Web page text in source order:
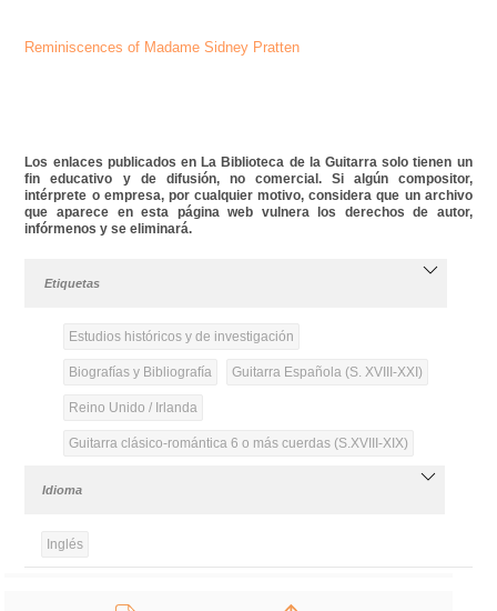
Reminiscences of Madame Sidney Pratten
Los enlaces publicados en La Biblioteca de la Guitarra solo tienen un
fin educativo y de difusión, no comercial. Si algún compositor,
intérprete o empresa, por cualquier motivo, considera que un archivo
que aparece en esta página web vulnera los derechos de autor,
infórmenos y se eliminará.
Etiquetas
Estudios históricos y de investigación
Biografías y Bibliografía Guitarra Española (S. XVIII-XXI)
Reino Unido / Irlanda
Guitarra clásico-romántica 6 o más cuerdas (S.XVIII-XIX)
Idioma
Inglés